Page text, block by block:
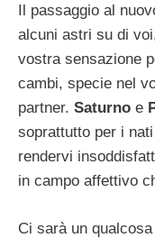
Il passaggio al
alcuni astri su di
vostra sensazione
cambi, specie nel
partner. Saturno e
soprattutto per i
rendervi
in campo affettivo
Ci sarà un